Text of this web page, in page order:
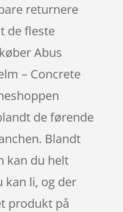
returnere
de fleste
Abus
– Concrete
de førende
Blandt
kan du helt
kan li, og der
produkt på